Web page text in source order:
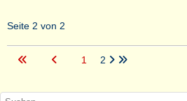
Seite 2 von 2
1 2